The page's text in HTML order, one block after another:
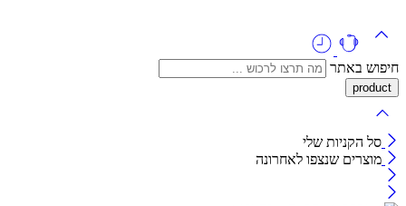
חיפוש באתר
סל הקניות שלי
מוצרים שנצפו לאחרונה